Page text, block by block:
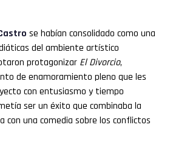
se habían consolidado como una
del ambiente artístico
protagonizar El Divorcio,
de enamoramiento pleno que les
con entusiasmo y tiempo
ser un éxito que combinaba la
con una comedia sobre los conflictos